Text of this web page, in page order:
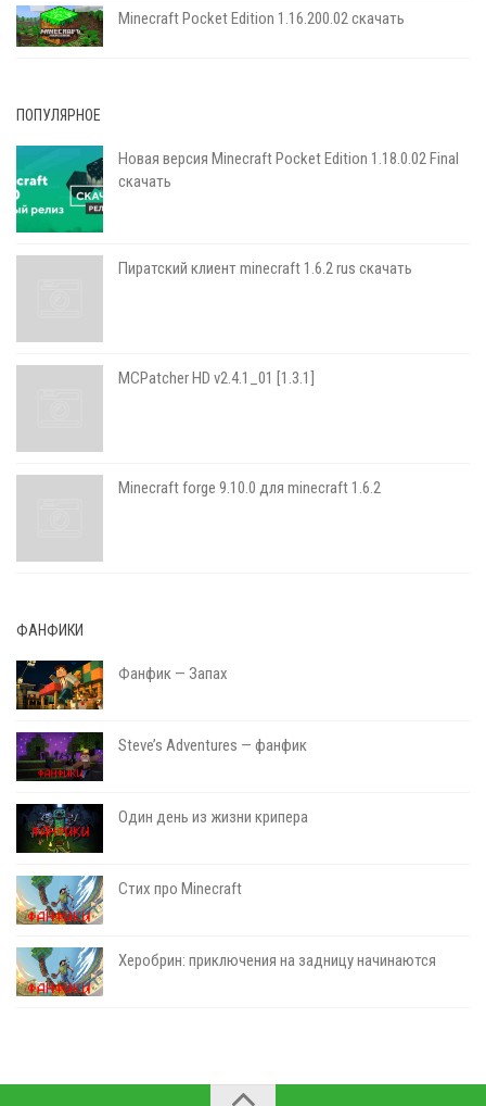
Minecraft Pocket Edition 1.16.200.02 скачать
ПОПУЛЯРНОЕ
Новая версия Minecraft Pocket Edition 1.18.0.02 Final
скачать
Пиратский клиент minecraft 1.6.2 rus скачать
MCPatcher HD v2.4.1_01 [1.3.1]
Minecraft forge 9.10.0 для minecraft 1.6.2
ФАНФИКИ
Фанфик — Запах
Steve’s Adventures — фанфик
Один день из жизни крипера
Стих про Minecraft
Херобрин: приключения на задницу начинаются